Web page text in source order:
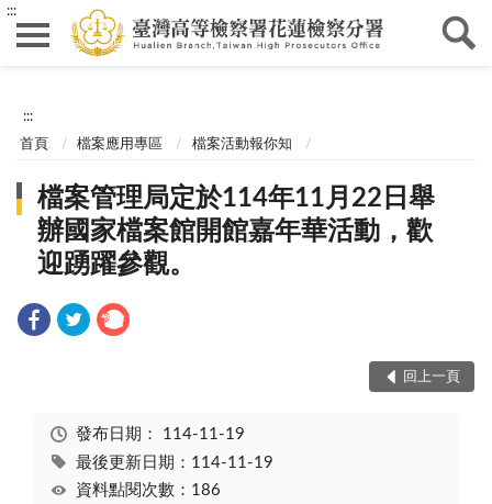
:::
:::
首頁 檔案應用專區 檔案活動報你知
檔案管理局定於114年11月22日舉
辦國家檔案館開館嘉年華活動，歡
迎踴躍參觀。
回上一頁
發布日期： 114-11-19
最後更新日期：114-11-19
資料點閱次數：186